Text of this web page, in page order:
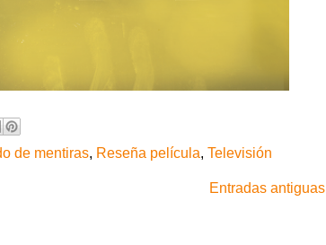
de mentiras, Reseña película, Televisión
Entradas antiguas